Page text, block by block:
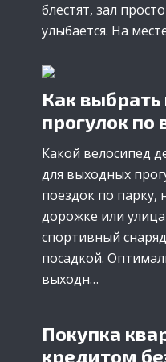
блестят, зал
улыбается. На
Как
прогулок
Какой велосипед
для выходных
поездок по парку,
дорожке или
спортивный
посадкой.
выходн…
Покупка
кредитом